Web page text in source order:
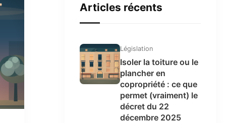
Articles récents
Législation
Isoler la toiture ou le
plancher en
copropriété : ce que
permet (vraiment) le
décret du 22
décembre 2025